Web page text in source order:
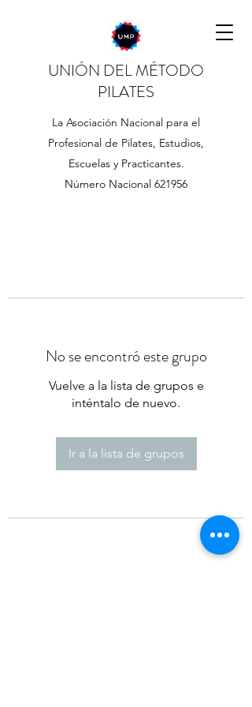
UNIÓN DEL MÉTODO
PILATES
La Asociación Nacional para el
Profesional de Pilates, Estudios,
Escuelas y Practicantes.
Número Nacional 621956
No se encontró este grupo
Vuelve a la lista de grupos e
inténtalo de nuevo.
Ir a la lista de grupos